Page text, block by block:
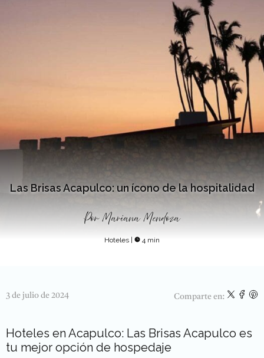
Las Brisas Acapulco: un ícono de la hospitalidad
Por Mariana Mendoza
Hoteles 4 min
3 de julio de 2024 Comparte en:
Hoteles en Acapulco: Las Brisas Acapulco es
tu mejor opción de hospedaje